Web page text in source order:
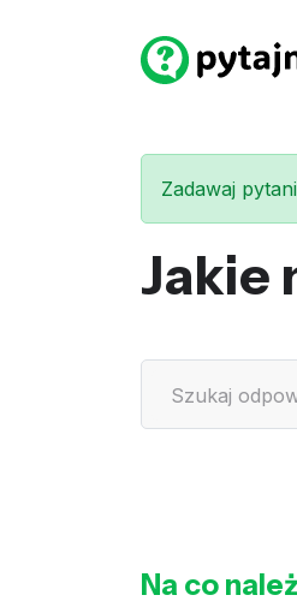
Zadawaj
Jakie
Na co